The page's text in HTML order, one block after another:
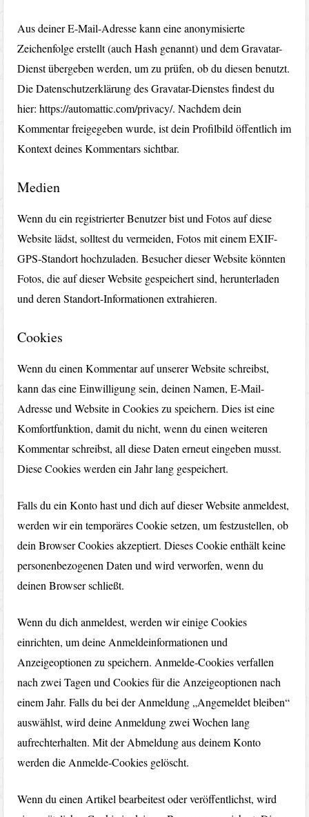
Aus deiner E-Mail-Adresse kann eine anonymisierte
Zeichenfolge erstellt (auch Hash genannt) und dem Gravatar-
Dienst übergeben werden, um zu prüfen, ob du diesen benutzt.
Die Datenschutzerklärung des Gravatar-Dienstes findest du
hier: https://automattic.com/privacy/. Nachdem dein
Kommentar freigegeben wurde, ist dein Profilbild öffentlich im
Kontext deines Kommentars sichtbar.
Medien
Wenn du ein registrierter Benutzer bist und Fotos auf diese
Website lädst, solltest du vermeiden, Fotos mit einem EXIF-
GPS-Standort hochzuladen. Besucher dieser Website könnten
Fotos, die auf dieser Website gespeichert sind, herunterladen
und deren Standort-Informationen extrahieren.
Cookies
Wenn du einen Kommentar auf unserer Website schreibst,
kann das eine Einwilligung sein, deinen Namen, E-Mail-
Adresse und Website in Cookies zu speichern. Dies ist eine
Komfortfunktion, damit du nicht, wenn du einen weiteren
Kommentar schreibst, all diese Daten erneut eingeben musst.
Diese Cookies werden ein Jahr lang gespeichert.
Falls du ein Konto hast und dich auf dieser Website anmeldest,
werden wir ein temporäres Cookie setzen, um festzustellen, ob
dein Browser Cookies akzeptiert. Dieses Cookie enthält keine
personenbezogenen Daten und wird verworfen, wenn du
deinen Browser schließt.
Wenn du dich anmeldest, werden wir einige Cookies
einrichten, um deine Anmeldeinformationen und
Anzeigeoptionen zu speichern. Anmelde-Cookies verfallen
nach zwei Tagen und Cookies für die Anzeigeoptionen nach
einem Jahr. Falls du bei der Anmeldung „Angemeldet bleiben“
auswählst, wird deine Anmeldung zwei Wochen lang
aufrechterhalten. Mit der Abmeldung aus deinem Konto
werden die Anmelde-Cookies gelöscht.
Wenn du einen Artikel bearbeitest oder veröffentlichst, wird